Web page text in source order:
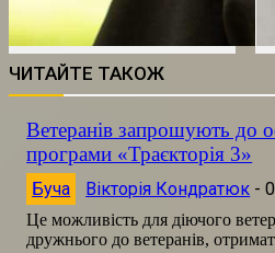
ЧИТАЙТЕ ТАКОЖ
Ветеранів запрошують до
програми «Траєкторія 3»
Буча Вікторія Кондратюк -
Це можливість для діючого
дружнього до ветеранів,